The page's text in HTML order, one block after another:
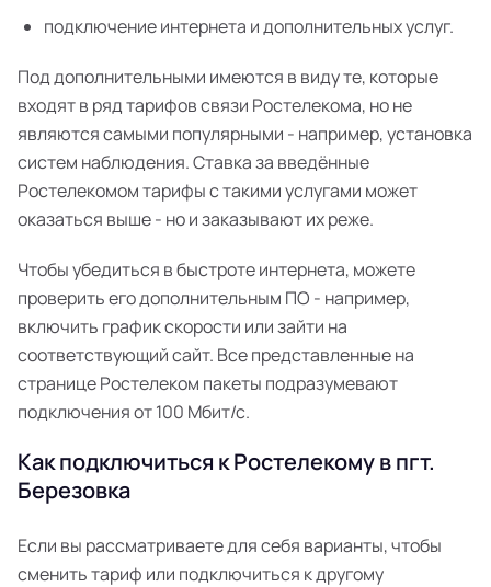
подключение интернета и дополнительных услуг.
Под дополнительными имеются в виду те, которые
входят в ряд тарифов связи Ростелекома, но не
являются самыми популярными - например, установка
систем наблюдения. Ставка за введённые
Ростелекомом тарифы с такими услугами может
оказаться выше - но и заказывают их реже.
Чтобы убедиться в быстроте интернета, можете
проверить его дополнительным ПО - например,
включить график скорости или зайти на
соответствующий сайт. Все представленные на
странице Ростелеком пакеты подразумевают
подключения от 100 Мбит/с.
Как подключиться к Ростелекому в пгт.
Березовка
Если вы рассматриваете для себя варианты, чтобы
сменить тариф или подключиться к другому